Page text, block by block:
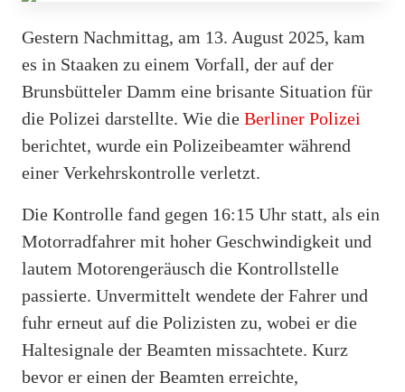
Gestern Nachmittag, am 13. August 2025, kam
es in Staaken zu einem Vorfall, der auf der
Brunsbütteler Damm eine brisante Situation für
die Polizei darstellte. Wie die Berliner Polizei
berichtet, wurde ein Polizeibeamter während
einer Verkehrskontrolle verletzt.
Die Kontrolle fand gegen 16:15 Uhr statt, als ein
Motorradfahrer mit hoher Geschwindigkeit und
lautem Motorengeräusch die Kontrollstelle
passierte. Unvermittelt wendete der Fahrer und
fuhr erneut auf die Polizisten zu, wobei er die
Haltesignale der Beamten missachtete. Kurz
bevor er einen der Beamten erreichte,